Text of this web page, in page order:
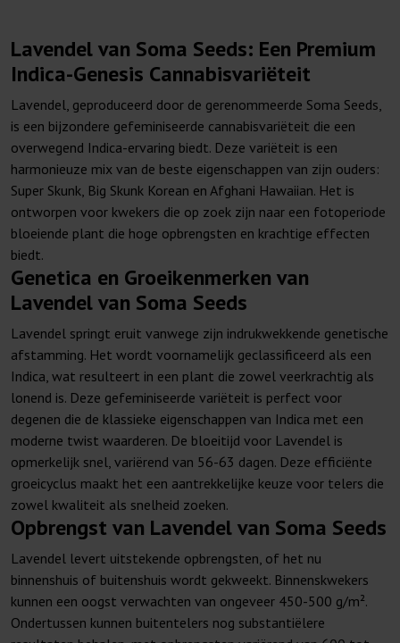
Lavendel van Soma Seeds: Een Premium
Indica-Genesis Cannabisvariëteit
Lavendel, geproduceerd door de gerenommeerde Soma Seeds,
is een bijzondere gefeminiseerde cannabisvariëteit die een
overwegend Indica-ervaring biedt. Deze variëteit is een
harmonieuze mix van de beste eigenschappen van zijn ouders:
Super Skunk, Big Skunk Korean en Afghani Hawaiian. Het is
ontworpen voor kwekers die op zoek zijn naar een fotoperiode
bloeiende plant die hoge opbrengsten en krachtige effecten
biedt.
Genetica en Groeikenmerken van
Lavendel van Soma Seeds
Lavendel springt eruit vanwege zijn indrukwekkende genetische
afstamming. Het wordt voornamelijk geclassificeerd als een
Indica, wat resulteert in een plant die zowel veerkrachtig als
lonend is. Deze gefeminiseerde variëteit is perfect voor
degenen die de klassieke eigenschappen van Indica met een
moderne twist waarderen. De bloeitijd voor Lavendel is
opmerkelijk snel, variërend van 56-63 dagen. Deze efficiënte
groeicyclus maakt het een aantrekkelijke keuze voor telers die
zowel kwaliteit als snelheid zoeken.
Opbrengst van Lavendel van Soma Seeds
Lavendel levert uitstekende opbrengsten, of het nu
binnenshuis of buitenshuis wordt gekweekt. Binnenskwekers
kunnen een oogst verwachten van ongeveer 450-500 g/m².
Ondertussen kunnen buitentelers nog substantiëlere